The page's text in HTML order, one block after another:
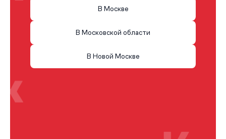
В Москве
В Московской области
В Новой Москве